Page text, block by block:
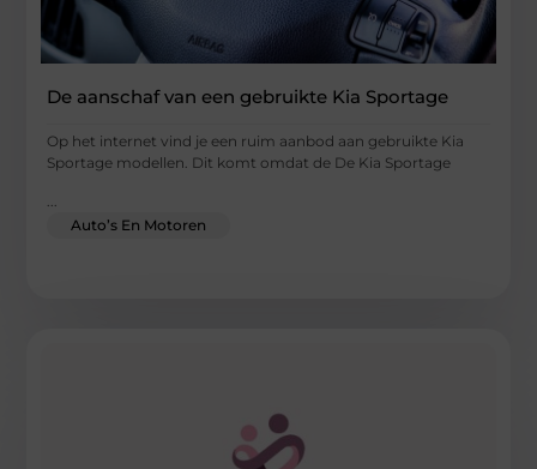
De aanschaf van een gebruikte Kia Sportage
Op het internet vind je een ruim aanbod aan gebruikte Kia
Sportage modellen. Dit komt omdat de De Kia Sportage
...
Auto’s En Motoren